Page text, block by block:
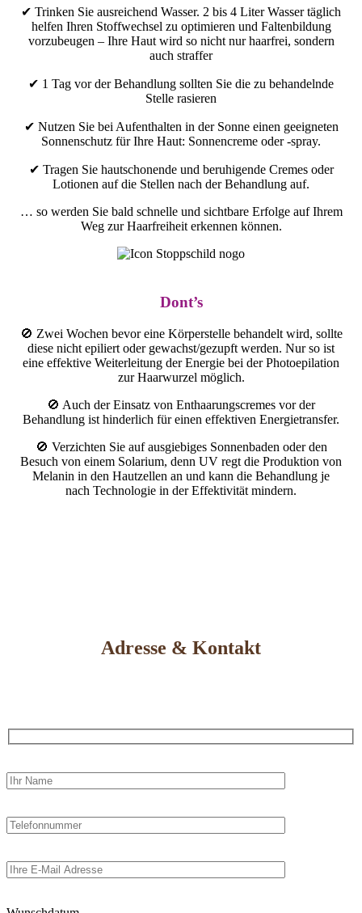
✔ Trinken Sie ausreichend Wasser. 2 bis 4 Liter Wasser täglich
helfen Ihren Stoffwechsel zu optimieren und Faltenbildung
vorzubeugen – Ihre Haut wird so nicht nur haarfrei, sondern
auch straffer
✔ 1 Tag vor der Behandlung sollten Sie die zu behandelnde
Stelle rasieren
✔ Nutzen Sie bei Aufenthalten in der Sonne einen geeigneten
Sonnenschutz für Ihre Haut: Sonnencreme oder -spray.
✔ Tragen Sie hautschonende und beruhigende Cremes oder
Lotionen auf die Stellen nach der Behandlung auf.
… so werden Sie bald schnelle und sichtbare Erfolge auf Ihrem
Weg zur Haarfreiheit erkennen können.
Dont’s
🚫 Zwei Wochen bevor eine Körperstelle behandelt wird, sollte
diese nicht epiliert oder gewachst/gezupft werden. Nur so ist
eine effektive Weiterleitung der Energie bei der Photoepilation
zur Haarwurzel möglich.
🚫 Auch der Einsatz von Enthaarungscremes vor der
Behandlung ist hinderlich für einen effektiven Energietransfer.
🚫 Verzichten Sie auf ausgiebiges Sonnenbaden oder den
Besuch von einem Solarium, denn UV regt die Produktion von
Melanin in den Hautzellen an und kann die Behandlung je
nach Technologie in der Effektivität mindern.
Adresse & Kontakt